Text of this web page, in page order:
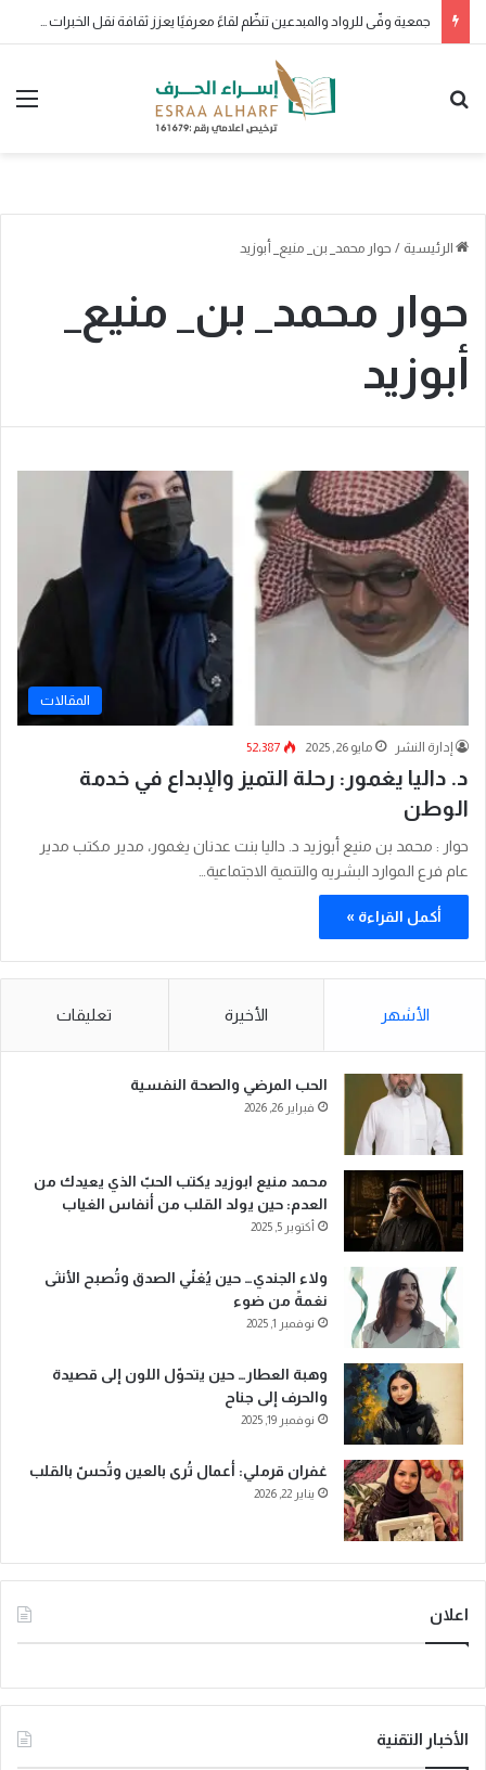
جمعية وفّى للرواد والمبدعين تنظّم لقاءً معرفيًا يعزز ثقافة نقل الخبرات وصناعة الأثر
الرئيسية / حوار محمد_ بن_ منيع_ أبوزيد
حوار محمد_ بن_ منيع_
أبوزيد
المقالات
إدارة النشر مايو 26, 2025 52٬387
د. داليا يغمور: رحلة التميز والإبداع في خدمة
الوطن
حوار : محمد بن منيع أبوزيد ‏د. داليا بنت عدنان يغمور، مدير مكتب مدير
عام فرع الموارد البشريه والتنمية الاجتماعية…
أكمل القراءة »
الأشهر الأخيرة تعليقات
الحب المرضي والصحة النفسية
فبراير 26, 2026
محمد منيع ابوزيد يكتب الحبّ الذي يعيدك من
العدم: حين يولد القلب من أنفاس الغياب
أكتوبر 5, 2025
ولاء الجندي… حين يُغنّي الصدق وتُصبح الأنثى
نغمةً من ضوء
نوفمبر 1, 2025
وهبة العطار… حين يتحوّل اللون إلى قصيدة
والحرف إلى جناح
نوفمبر 19, 2025
غفران قرملي: أعمال تُرى بالعين وتُحسّ بالقلب
يناير 22, 2026
اعلان
الأخبار التقنية